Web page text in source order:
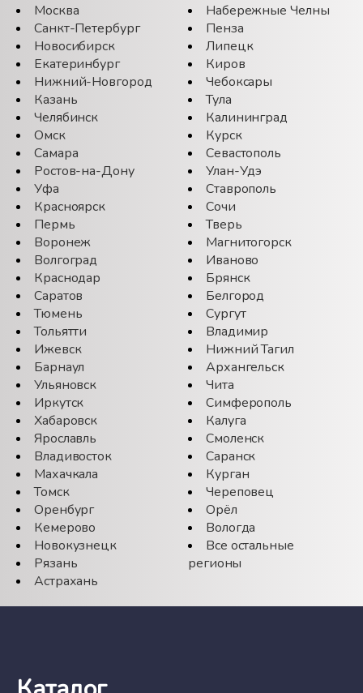
Москва
Санкт-Петербург
Новосибирск
Екатеринбург
Нижний-Новгород
Казань
Челябинск
Омск
Самара
Ростов-на-Дону
Уфа
Красноярск
Пермь
Воронеж
Волгоград
Краснодар
Саратов
Тюмень
Тольятти
Ижевск
Барнаул
Ульяновск
Иркутск
Хабаровск
Ярославль
Владивосток
Махачкала
Томск
Оренбург
Кемерово
Новокузнецк
Рязань
Астрахань
Набережные Челны
Пенза
Липецк
Киров
Чебоксары
Тула
Калининград
Курск
Севастополь
Улан-Удэ
Ставрополь
Сочи
Тверь
Магнитогорск
Иваново
Брянск
Белгород
Сургут
Владимир
Нижний Тагил
Архангельск
Чита
Симферополь
Калуга
Смоленск
Саранск
Курган
Череповец
Орёл
Вологда
Все остальные
регионы